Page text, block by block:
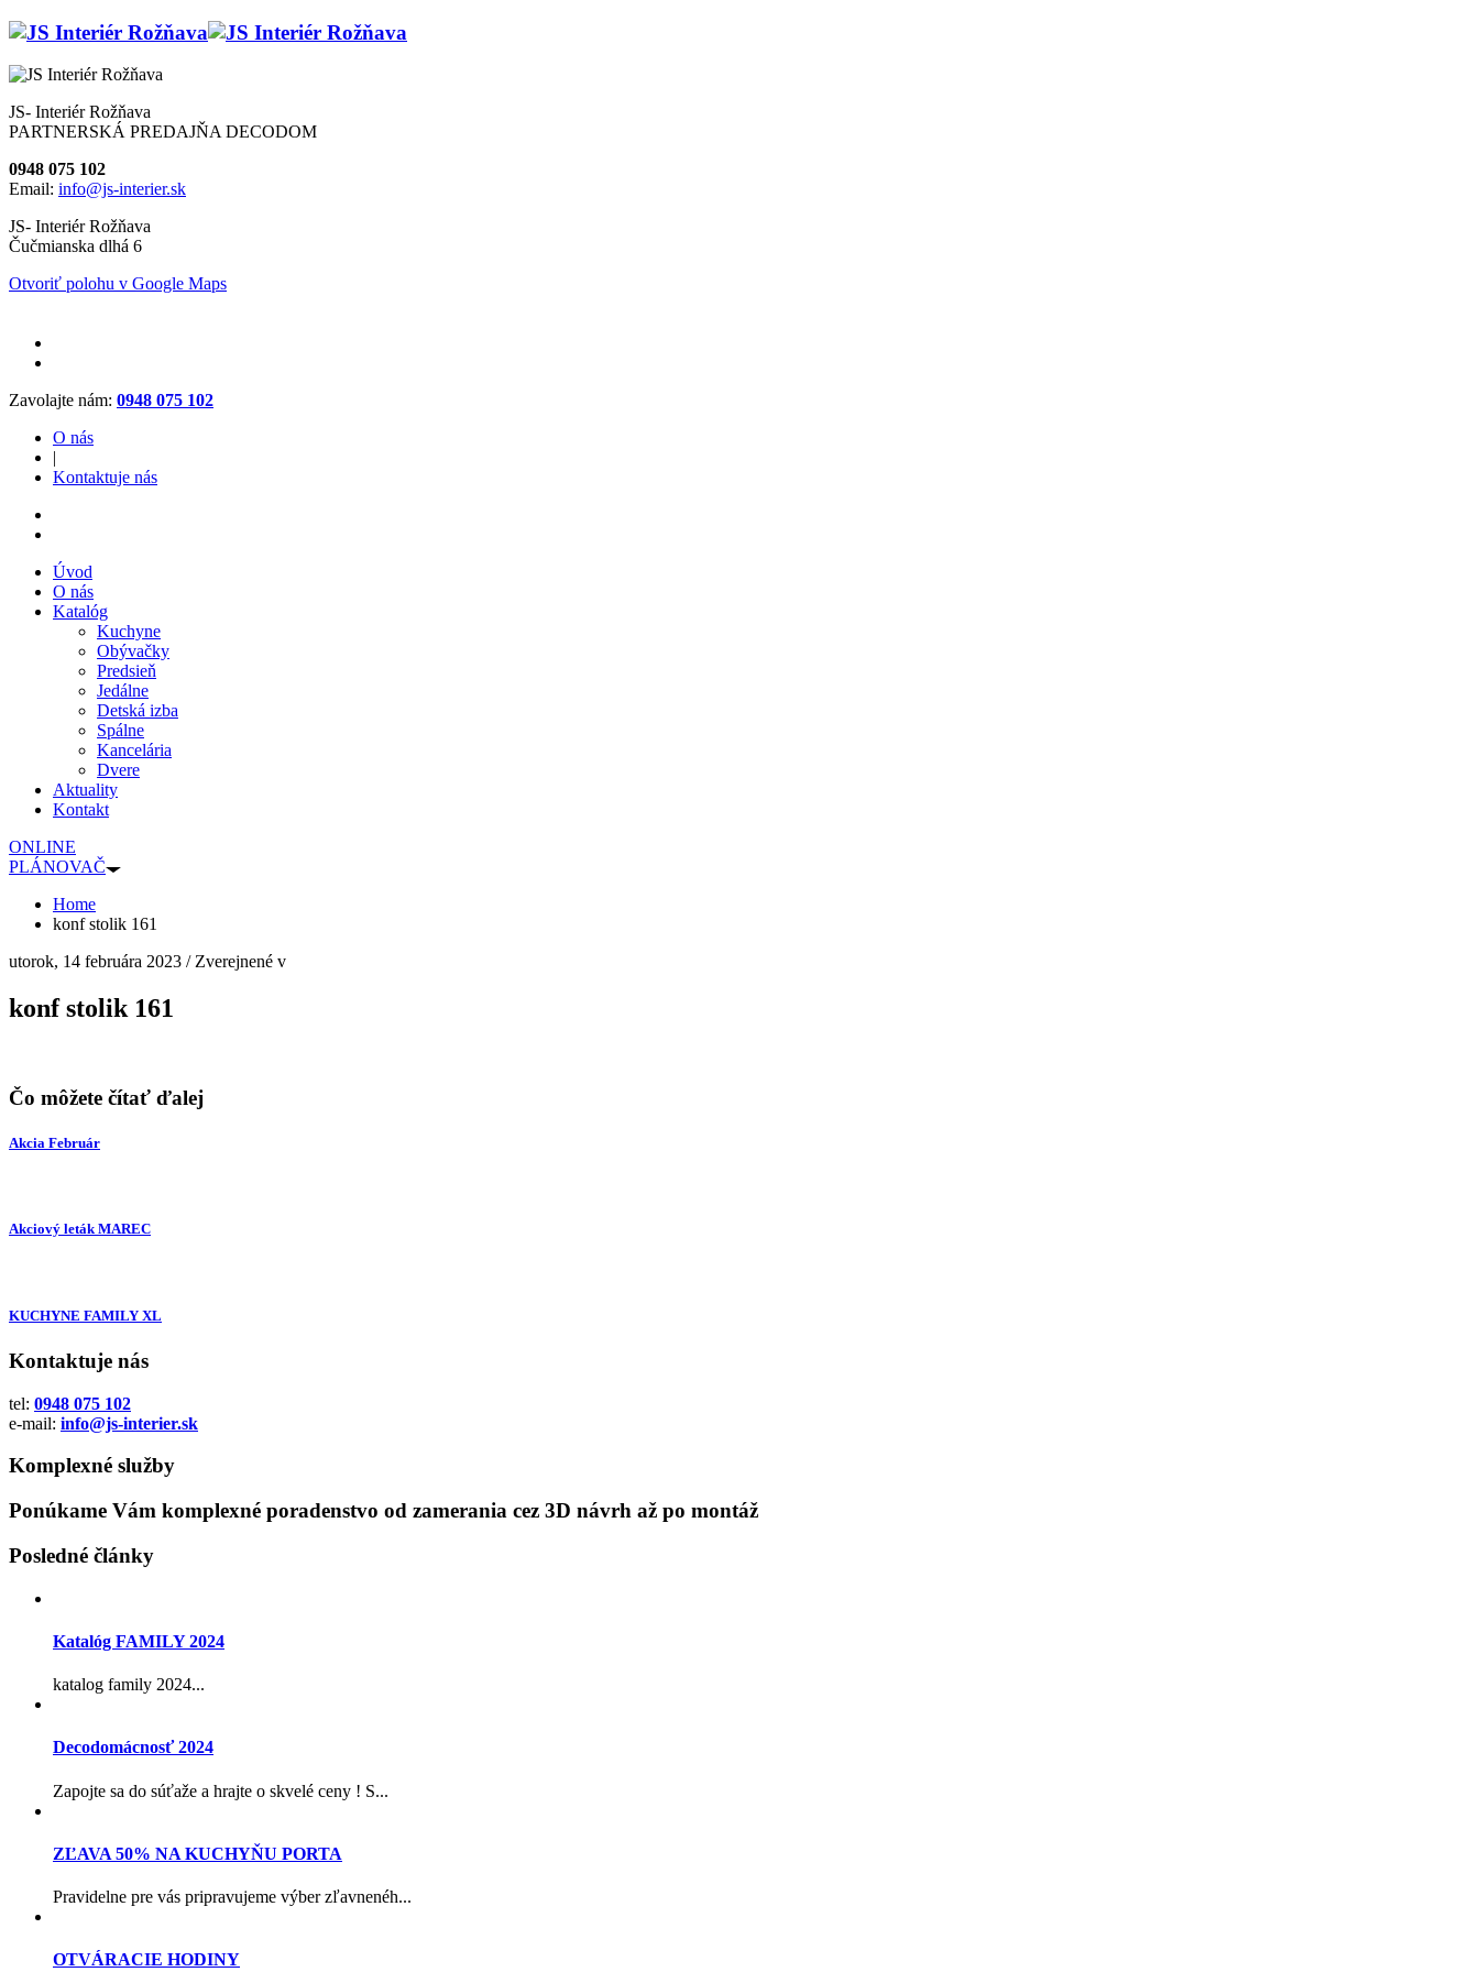
JS- Interiér Rožňava
PARTNERSKÁ PREDAJŇA DECODOM
0948 075 102
Email: info@js-interier.sk
JS- Interiér Rožňava
Čučmianska dlhá 6
Otvoriť polohu v Google Maps
Zavolajte nám: 0948 075 102
O nás
|
Kontaktuje nás
Úvod
O nás
Katalóg
Kuchyne
Obývačky
Predsieň
Jedálne
Detská izba
Spálne
Kancelária
Dvere
Aktuality
Kontakt
ONLINE
PLÁNOVAČ
Home
konf stolik 161
utorok, 14 februára 2023 /Zverejnené v
konf stolik 161
Čo môžete čítať ďalej
Akcia Február
Akciový leták MAREC
KUCHYNE FAMILY XL
Kontaktuje nás
tel: 0948 075 102
e-mail: info@js-interier.sk
Komplexné služby
Ponúkame Vám komplexné poradenstvo od zamerania cez 3D návrh až po montáž
Posledné články
Katalóg FAMILY 2024
katalog family 2024...
Decodomácnosť 2024
Zapojte sa do súťaže a hrajte o skvelé ceny ! S...
ZĽAVA 50% NA KUCHYŇU PORTA
Pravidelne pre vás pripravujeme výber zľavnenéh...
OTVÁRACIE HODINY